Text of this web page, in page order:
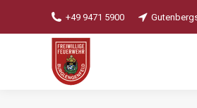
+49 9471 5900